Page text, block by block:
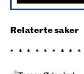
Relaterte saker